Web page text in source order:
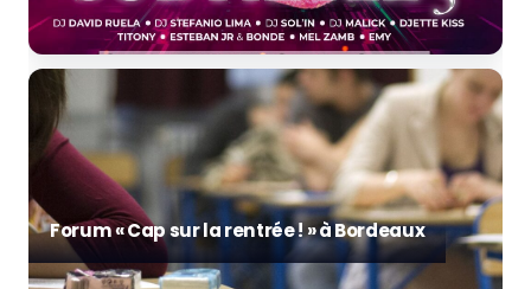
Forum « Cap sur la rentrée ! » à Bordeaux